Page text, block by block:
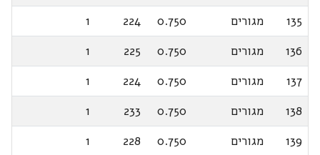
135
מגורים 0.750
224
1
136
מגורים 0.750
225
1
137
מגורים 0.750
224
1
138
מגורים 0.750
233
1
139
מגורים 0.750
228
1